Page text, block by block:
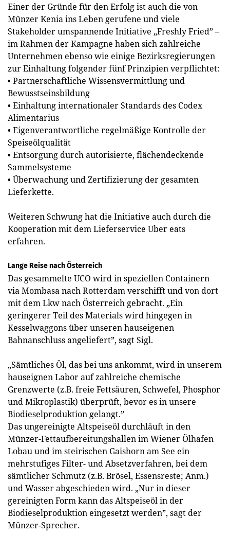
Einer der Gründe für den Erfolg ist auch die von
Münzer Kenia ins Leben gerufene und viele
Stakeholder umspannende Initiative „Freshly Fried” –
im Rahmen der Kampagne haben sich zahlreiche
Unternehmen ebenso wie einige Bezirksregierungen
zur Einhaltung folgender fünf Prinzipien verpflichtet:
• Partnerschaftliche Wissensvermittlung und
Bewusstseinsbildung
• Einhaltung internationaler Standards des Codex
Alimentarius
• Eigenverantwortliche regelmäßige Kontrolle der
Speiseölqualität
• Entsorgung durch autorisierte, flächendeckende
Sammelsysteme
• Überwachung und Zertifizierung der gesamten
Lieferkette.
Weiteren Schwung hat die Initiative auch durch die
Kooperation mit dem Lieferservice Uber eats
erfahren.
Lange Reise nach Österreich
Das gesammelte UCO wird in speziellen Containern
via Mombasa nach Rotterdam verschifft und von dort
mit dem Lkw nach Österreich gebracht. „Ein
geringerer Teil des Materials wird hingegen in
Kesselwaggons über unseren hauseigenen
Bahnanschluss angeliefert”, sagt Sigl.
„Sämtliches Öl, das bei uns ankommt, wird in unserem
hauseignen Labor auf zahlreiche chemische
Grenzwerte (z.B. freie Fettsäuren, Schwefel, Phosphor
und Mikroplastik) überprüft, bevor es in unsere
Biodieselproduktion gelangt.”
Das ungereinigte Altspeiseöl durchläuft in den
Münzer-Fettaufbereitungshallen im Wiener Ölhafen
Lobau und im steirischen Gaishorn am See ein
mehrstufiges Filter- und Absetzverfahren, bei dem
sämtlicher Schmutz (z.B. Brösel, Essensreste; Anm.)
und Wasser abgeschieden wird. „Nur in dieser
gereinigten Form kann das Altspeiseöl in der
Biodieselproduktion eingesetzt werden”, sagt der
Münzer-Sprecher.